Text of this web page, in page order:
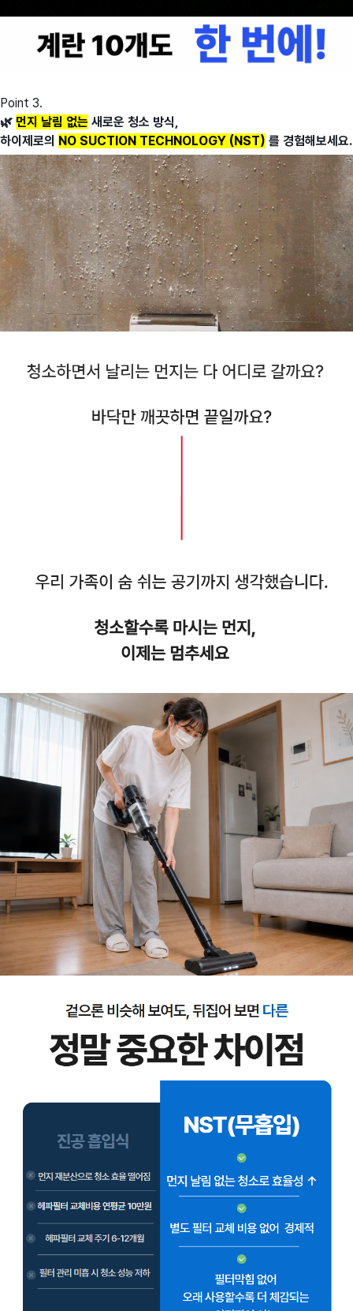
Point 3.
🌿 먼지 날림 없는 새로운 청소 방식,
하이제로의 NO SUCTION TECHNOLOGY (NST) 를 경험해보세요.